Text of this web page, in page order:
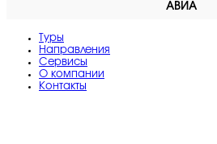
АВИА
Туры
Направления
Сервисы
O компании
Контакты